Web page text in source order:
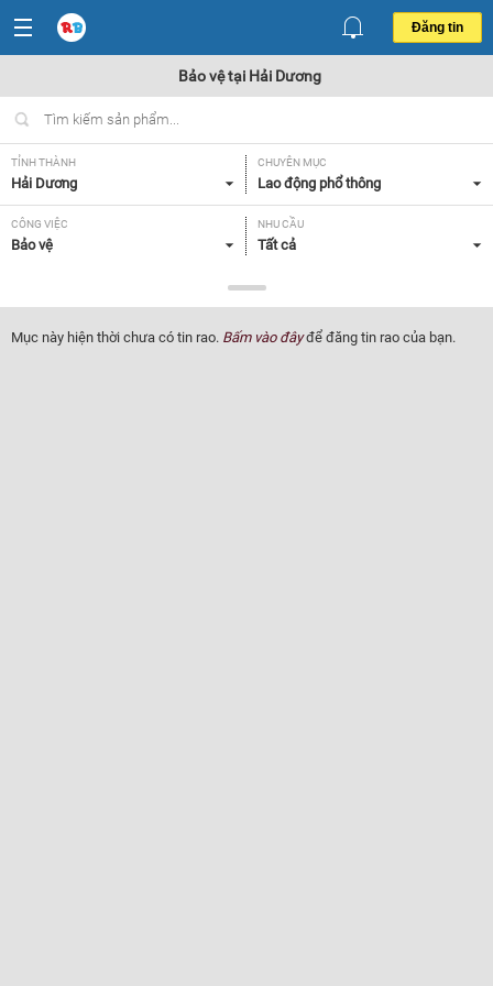
Đăng tin
Bảo vệ tại Hải Dương
TỈNH THÀNH
Hải Dương
CHUYÊN MỤC
Lao động phổ thông
CÔNG VIỆC
Bảo vệ
NHU CẦU
Tất cả
Tất cả
Mục này hiện thời chưa có tin rao. Bấm vào đâyđể đăng tin rao của bạn.